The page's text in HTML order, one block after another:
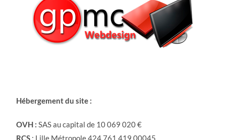
Hébergement du site :
OVH : SAS au capital de 10 069 020 €
RCS : Lille Métropole 424 761 419 00045